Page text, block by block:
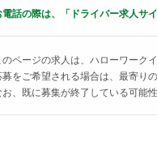
電話の際は、「ドライバー求人サ
のページの求人は、ハローワーク
募をご希望される場合は、最寄り
お、既に募集が終了している可能